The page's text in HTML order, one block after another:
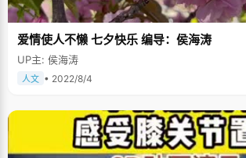
爱情使人不懒 七夕快乐 编导：侯海涛
UP主: 侯海涛
人文 • 2022/8/4